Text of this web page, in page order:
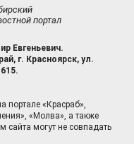
портал
Евгеньевич.
г. Красноярск, ул.
портале «Красраб»,
«Молва», а также
сайта могут не совпадать